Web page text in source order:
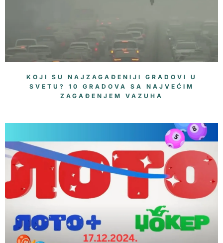
KOJI SU NAJZAGAĐENIJI GRADOVI U
SVETU? 10 GRADOVA SA NAJVEĆIM
ZAGAĐENJEM VAZUHA